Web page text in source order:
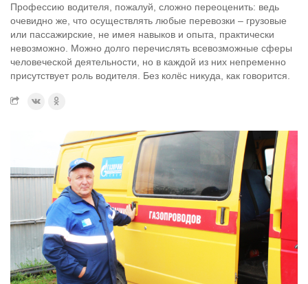
Профессию водителя, пожалуй, сложно переоценить: ведь
очевидно же, что осуществлять любые перевозки – грузовые
или пассажирские, не имея навыков и опыта, практически
невозможно. Можно долго перечислять всевозможные сферы
человеческой деятельности, но в каждой из них непременно
присутствует роль водителя. Без колёс никуда, как говорится.